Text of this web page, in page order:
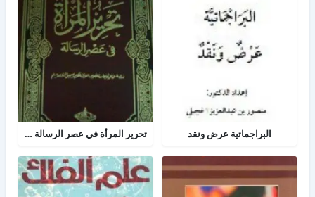
البراجماتية عرض ونقد تحرير المرأة في عصر الرسالة جــ 2